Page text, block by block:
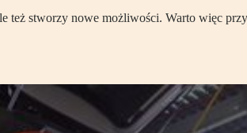
też stworzy nowe możliwości. Warto więc